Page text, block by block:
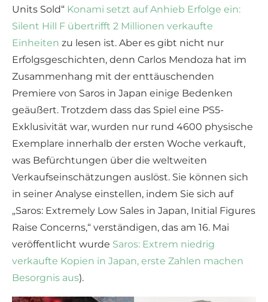
Units Sold“ Konami setzt auf Anhieb Erfolge ein:
Silent Hill F übertrifft 2 Millionen verkaufte
Einheiten zu lesen ist. Aber es gibt nicht nur
Erfolgsgeschichten, denn Carlos Mendoza hat im
Zusammenhang mit der enttäuschenden
Premiere von Saros in Japan einige Bedenken
geäußert. Trotzdem dass das Spiel eine PS5-
Exklusivität war, wurden nur rund 4600 physische
Exemplare innerhalb der ersten Woche verkauft,
was Befürchtungen über die weltweiten
Verkaufseinschätzungen auslöst. Sie können sich
in seiner Analyse einstellen, indem Sie sich auf
„Saros: Extremely Low Sales in Japan, Initial Figures
Raise Concerns,“ verständigen, das am 16. Mai
veröffentlicht wurde Saros: Extrem niedrig
verkaufte Kopien in Japan, erste Zahlen machen
Besorgnis aus).